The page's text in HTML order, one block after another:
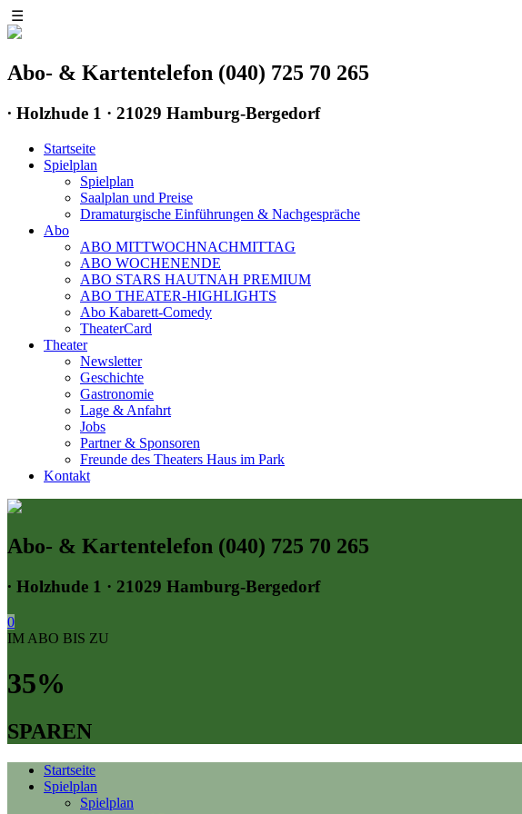
☰
Abo- & Kartentelefon (040) 725 70 265
∙ Holzhude 1 · 21029 Hamburg-Bergedorf
Startseite
Spielplan
Spielplan
Saalplan und Preise
Dramaturgische Einführungen & Nachgespräche
Abo
ABO MITTWOCHNACHMITTAG
ABO WOCHENENDE
ABO STARS HAUTNAH PREMIUM
ABO THEATER-HIGHLIGHTS
Abo Kabarett-Comedy
TheaterCard
Theater
Newsletter
Geschichte
Gastronomie
Lage & Anfahrt
Jobs
Partner & Sponsoren
Freunde des Theaters Haus im Park
Kontakt
Abo- & Kartentelefon (040) 725 70 265
∙ Holzhude 1 · 21029 Hamburg-Bergedorf
0
IM ABO BIS ZU
35%
SPAREN
Startseite
Spielplan
Spielplan